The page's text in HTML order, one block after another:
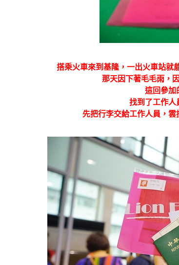
搭乘火車來到基隆，一出火車站就
那天因下著毛毛雨，
這回參加
找到了工作人
先把行李交給工作人員，